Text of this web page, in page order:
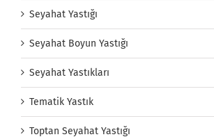
Seyahat Yastığı
Seyahat Boyun Yastığı
Seyahat Yastıkları
Tematik Yastık
Toptan Seyahat Yastığı